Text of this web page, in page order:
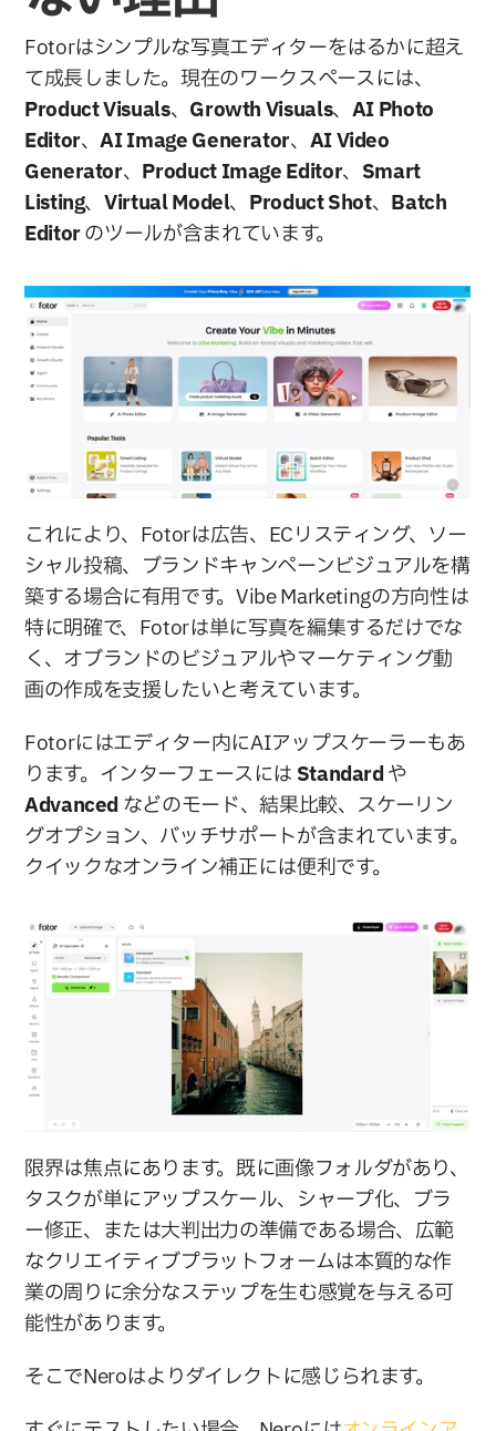
Fotorはシンプルな写真エディターをはるかに超え
て成長しました。現在のワークスペースには、
Product Visuals、 Growth Visuals、AI Photo
Editor、AI Image Generator、AI Video
Generator、 Product Image Editor、 Smart
Listing、Virtual Model、 Product Shot、 Batch
Editor のツールが含まれています。
これにより、Fotorは広告、ECリスティング、ソー
シャル投稿、ブランドキャンペーンビジュアルを構
築する場合に有用です。Vibe Marketingの方向性は
特に明確で、Fotorは単に写真を編集するだけでな
く、オブランドのビジュアルやマーケティング動
画の作成を支援したいと考えています。
Fotorにはエディター内にAIアップスケーラーもあ
ります。インターフェースには Standard
Advanced などのモード、結果比較、スケーリン
グオプション、バッチサポートが含まれています。
クイックなオンライン補正には便利です。
限界は焦点にあります。既に画像フォルダがあり、
タスクが単にアップスケール、シャープ化、ブラ
ー修正、または大判出力の準備である場合、広範
なクリエイティブプラットフォームは本質的な作
業の周りに余分なステップを生む感覚を与える可
能性があります。
そこでNeroはよりダイレクトに感じられます。